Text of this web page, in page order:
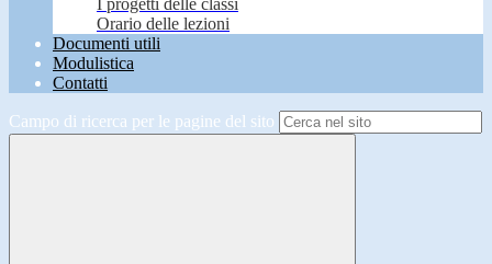
I progetti delle classi
Orario delle lezioni
Documenti utili
Modulistica
Contatti
Campo di ricerca per le pagine del sito